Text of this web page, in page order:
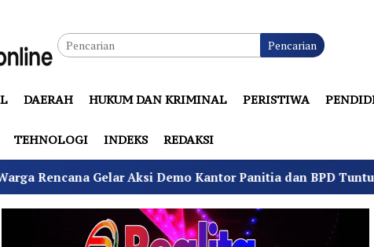
Pencarian
DAERAH HUKUM DAN KRIMINAL PERISTIWA
TEHNOLOGI INDEKS REDAKSI
Gelar Aksi Demo Kantor Panitia dan BPD Tuntut